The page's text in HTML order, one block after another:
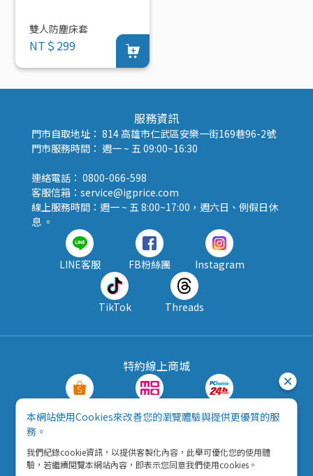
雙人防塵床套
NT＄299
服務資訊
門市自取地址： 814 高雄市仁武區安樂一街169巷96-2號
門市服務時間： 週一 ~ 五 09:00~16:30
連絡電話： 0800-066-598
客服信箱：service@igprice.com
線上服務時間：週一 ~ 五 8:00~17:00，週六日、例假日休
息 。
LINE客服 FB粉絲團 Instagram
TikTok Threads
特約線上商城
蝦皮購物 MOMO購物 PChome24h
露天拍賣 酷澎
本網站使用Cookies來改善您的瀏覽體驗與提供更優質的服
務。
我們紀錄cookie資訊，以提供客製化內容，此舉可優化您的使用體
驗，若繼續閱覽本網站內容，即表示您同意我們使用cookies。